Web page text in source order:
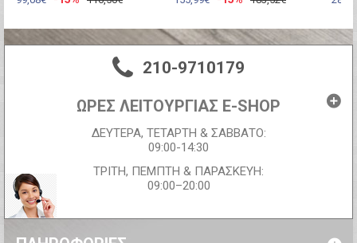
210-9710179
ΩΡΕΣ ΛΕΙΤΟΥΡΓΙΑΣ E-SHOP
ΔΕΥΤΕΡΑ, ΤΕΤΑΡΤΗ & ΣΑΒΒΑΤΟ:
09:00-14:30
ΤΡΙΤΗ, ΠΕΜΠΤΗ & ΠΑΡΑΣΚΕΥΗ:
09:00–20:00